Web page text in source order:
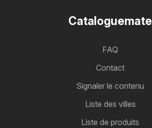
Cataloguemate
FAQ
Contact
Signaler le contenu
Liste des villes
Liste de produits